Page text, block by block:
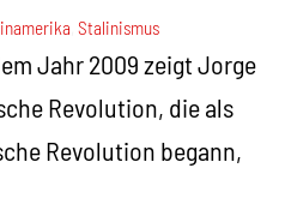
,Stalinismus
Jahr 2009 zeigt Jorge
Revolution, die als
Revolution begann,